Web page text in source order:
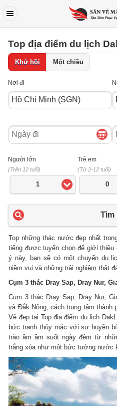
Top địa điểm du lịch
Khứ hồi Một chiều
Nơi đi
Ngày
đi
Người lớn
(Trên 12 tuổi)
1
Trẻ em
(Từ 2-12 tuổi)
0
Tìm
Top những thác nước đẹp nhất
tiếng được tuyển chọn để giới
ý này, bạn sẽ có một chuyến du
niềm vui và những trải nghiệm thật
Cụm 3 thác Dray Sap, Dray Nur,
Cụm 3 thác Dray Sap, Dray Nur,
và Đắk Nông, cách trung tâm thành
Vẻ đẹp tại Top địa điểm du lịch
bức tranh thủy mặc với sự huyền
trào ầm ầm suốt ngày đêm từ
trắng xóa như một bức tường nước